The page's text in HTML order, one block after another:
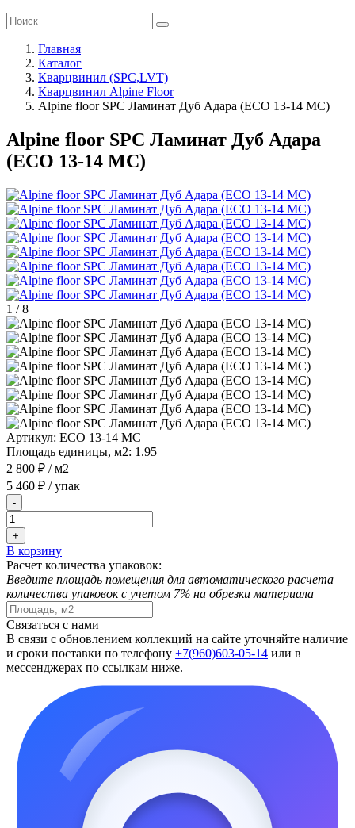
Главная
Каталог
Кварцвинил (SPC,LVT)
Кварцвинил Alpine Floor
Alpine floor SPC Ламинат Дуб Адара (ЕСО 13-14 MC)
Alpine floor SPC Ламинат Дуб Адара
(ЕСО 13-14 MC)
1 /8
Артикул: ЕСО 13-14 MC
Площадь единицы, м2: 1.95
2 800 ₽ / м2
5 460 ₽ / упак
-
+
В корзину
Расчет количества упаковок:
Введите площадь помещения для автоматического расчета
количества упаковок с учетом 7% на обрезки материала
Связаться с нами
В связи с обновлением коллекций на сайте уточняйте наличие
и сроки поставки по телефону +7(960)603-05-14 или в
мессенджерах по ссылкам ниже.